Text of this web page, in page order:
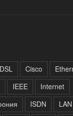
Cisco
IEEE
Internet
ISDN LAN